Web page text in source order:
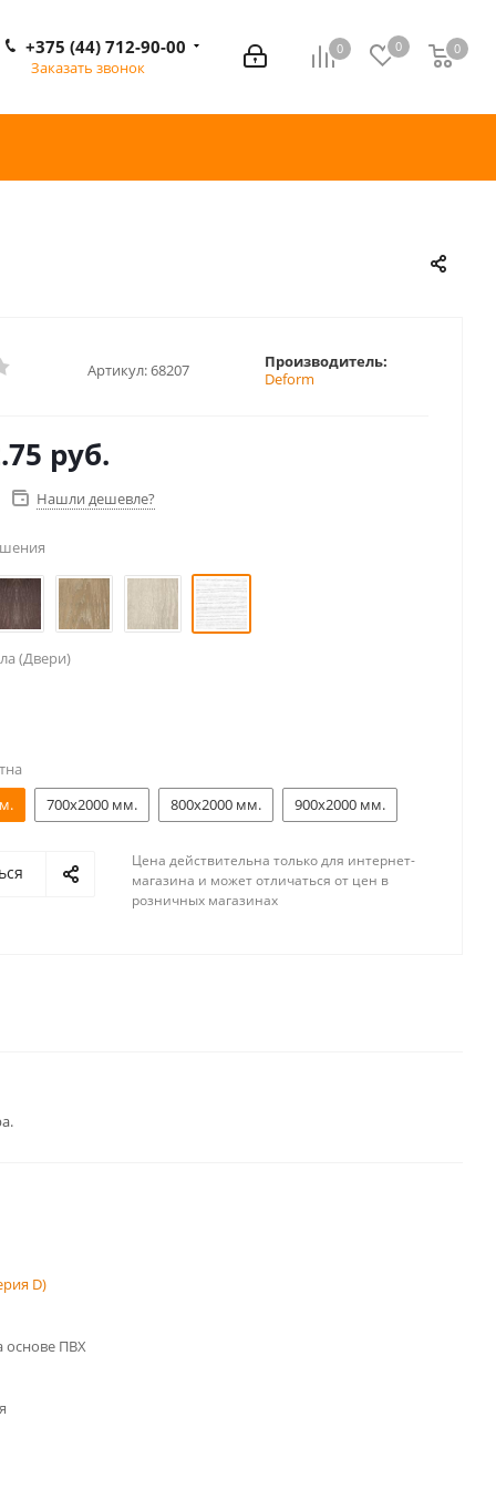
0 0 0
0
+375 (44) 712-90-00
Заказать звонок
Артикул:68207
Производитель:
Deform
руб.
Нашли дешевле?
(Двери)
700x2000 мм. 800x2000 мм. 900x2000 мм.
Цена действительна только для интернет-
магазина и может отличаться от цен в
розничных магазинах
D)
основе ПВХ